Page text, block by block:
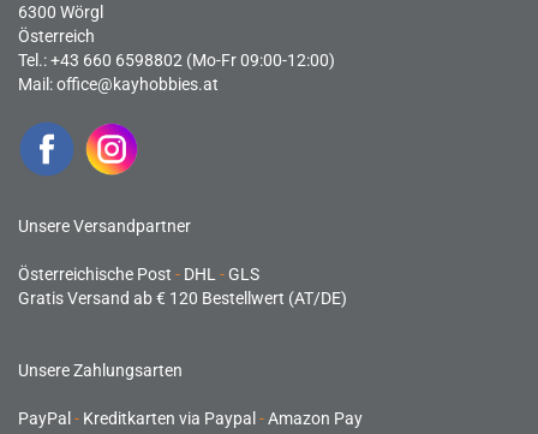
6300 Wörgl
Österreich
Tel.: +43 660 6598802 (Mo-Fr 09:00-12:00)
Mail:office@kayhobbies.at
Unsere Versandpartner
Österreichische Post - DHL -GLS
Gratis Versand ab € 120 Bestellwert (AT/DE)
Unsere Zahlungsarten
PayPal - Kreditkarten via Paypal -Amazon Pay